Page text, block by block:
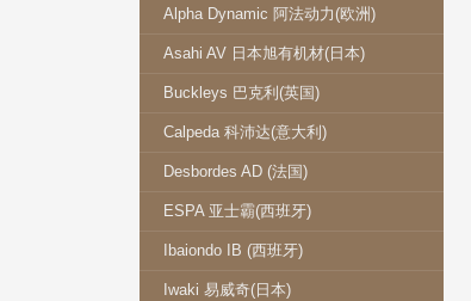
Alpha Dynamic 阿法动力(欧洲)
Asahi AV 日本旭有机材(日本)
Buckleys 巴克利(英国)
Calpeda 科沛达(意大利)
Desbordes AD (法国)
ESPA 亚士霸(西班牙)
Ibaiondo IB (西班牙)
Iwaki 易威奇(日本)